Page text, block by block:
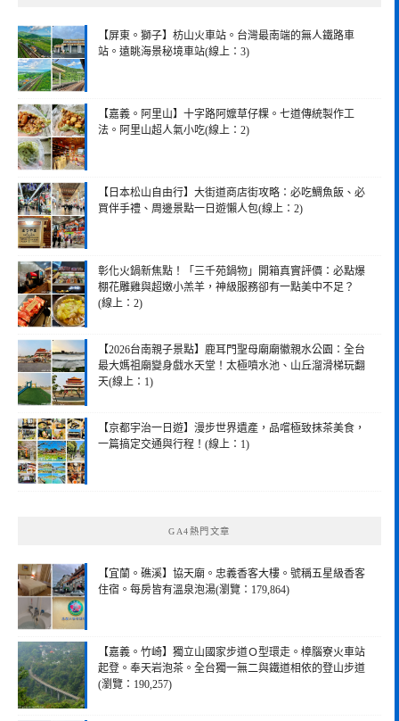
【屏東。獅子】枋山火車站。台灣最南端的無人鐵路車
站。遠眺海景秘境車站(線上：3)
【嘉義。阿里山】十字路阿嬤草仔粿。七道傳統製作工
法。阿里山超人氣小吃(線上：2)
【日本松山自由行】大街道商店街攻略：必吃鯛魚飯、必
買伴手禮、周邊景點一日遊懶人包(線上：2)
彰化火鍋新焦點！「三千苑鍋物」開箱真實評價：必點爆
棚花雕雞與超嫩小羔羊，神級服務卻有一點美中不足？
(線上：2)
【2026台南親子景點】鹿耳門聖母廟廟徽親水公園：全台
最大媽祖廟變身戲水天堂！太極噴水池、山丘溜滑梯玩翻
天(線上：1)
【京都宇治一日遊】漫步世界遺產，品嚐極致抹茶美食，
一篇搞定交通與行程！(線上：1)
GA4熱門文章
【宜蘭。礁溪】協天廟。忠義香客大樓。號稱五星級香客
住宿。每房皆有溫泉泡湯(瀏覽：179,864)
【嘉義。竹崎】獨立山國家步道Ｏ型環走。樟腦寮火車站
起登。奉天岩泡茶。全台獨一無二與鐵道相依的登山步道
(瀏覽：190,257)